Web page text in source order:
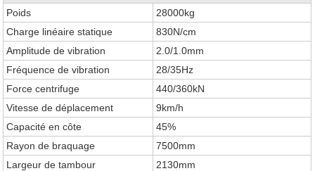
Poids
28000kg
Charge linéaire statique
830N/cm
Amplitude de vibration
2.0/1.0mm
Fréquence de vibration
28/35Hz
Force centrifuge
440/360kN
Vitesse de déplacement
9km/h
Capacité en côte
45%
Rayon de braquage
7500mm
Largeur de tambour
2130mm